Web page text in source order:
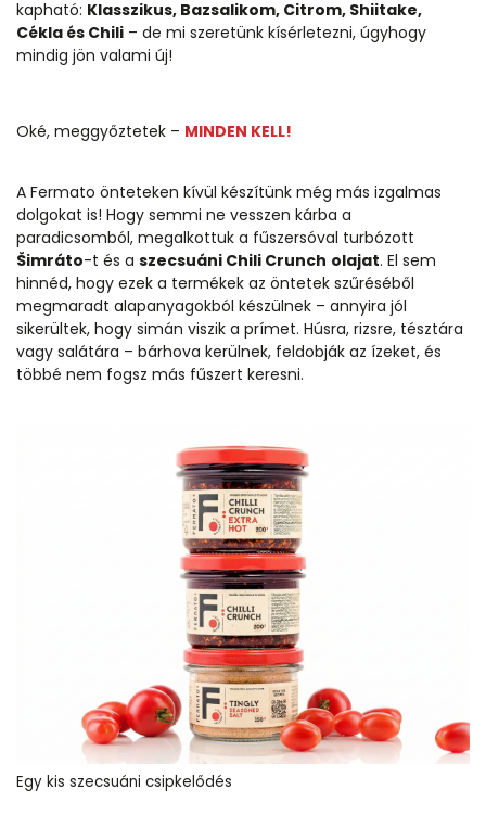
kapható: Klasszikus, Bazsalikom, Citrom, Shiitake,
Cékla és Chili – de mi szeretünk kísérletezni, úgyhogy
mindig jön valami új!
Oké, meggyőztetek – MINDEN KELL!
A Fermato önteteken kívül készítünk még más izgalmas
dolgokat is! Hogy semmi ne vesszen kárba a
paradicsomból, megalkottuk a fűszersóval turbózott
Šimráto-t és a szecsuáni Chili Crunch olajat. El sem
hinnéd, hogy ezek a termékek az öntetek szűréséből
megmaradt alapanyagokból készülnek – annyira jól
sikerültek, hogy simán viszik a prímet. Húsra, rizsre, tésztára
vagy salátára – bárhova kerülnek, feldobják az ízeket, és
többé nem fogsz más fűszert keresni.
Egy kis szecsuáni csipkelődés